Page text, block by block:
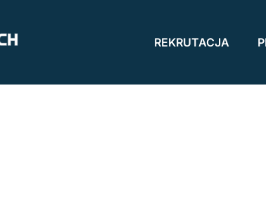
REKRUTACJA